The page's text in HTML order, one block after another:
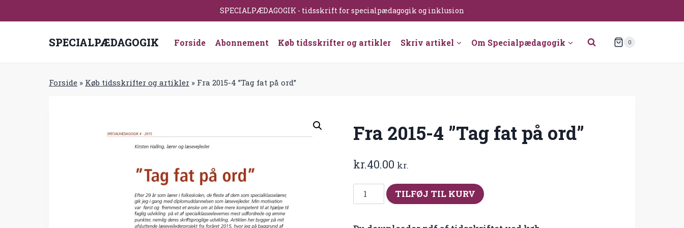
til
SPECIALPÆDAGOGIK - tidsskrift for specialpædagogik og inklusion
SPECIALPÆDAGOGIK Forside Abonnement Køb tidsskrifter og artikler Skriv artikel Om Specialpædagogik 0
Forside » Køb tidsskrifter og artikler » Fra 2015-4 ”Tag fat på ord”
Fra 2015-4 ”Tag fat på ord”
kr.40.00 kr.
Fra
2015-
TILFØJ TIL KURV